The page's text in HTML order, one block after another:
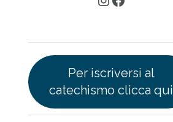
Per iscriversi al
catechismo clicca qui